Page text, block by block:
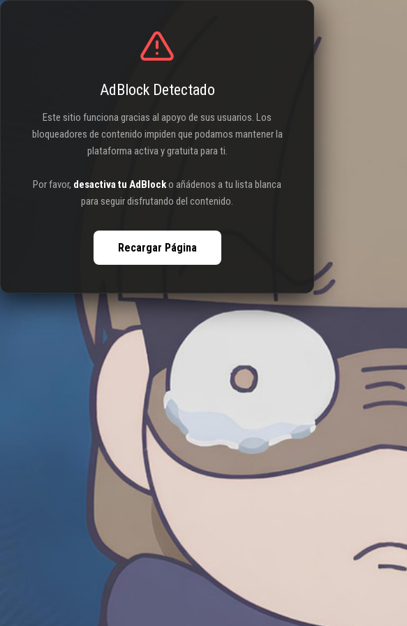
AdBlock Detectado
Este sitio funciona gracias al apoyo de sus usuarios. Los
bloqueadores de contenido impiden que podamos mantener la
plataforma activa y gratuita para ti.
Por favor, desactiva tu AdBlocko añádenos a tu lista blanca
para seguir disfrutando del contenido.
Recargar Página